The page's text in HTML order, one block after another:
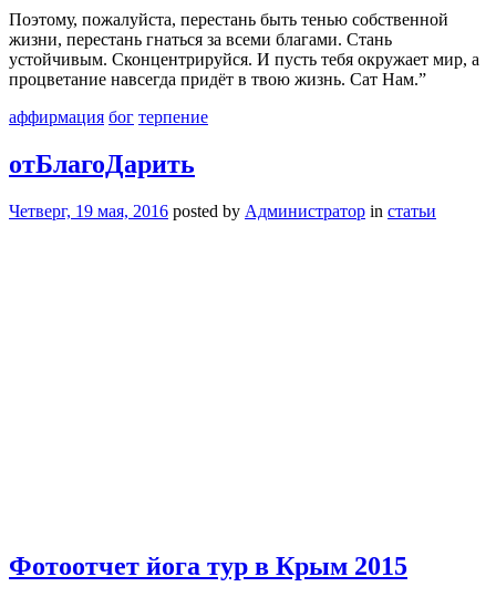
Поэтому, пожалуйста, перестань быть тенью собственной
жизни, перестань гнаться за всеми благами. Стань
устойчивым. Сконцентрируйся. И пусть тебя окружает мир, а
процветание навсегда придёт в твою жизнь. Сат Нам.”
аффирмация бог терпение
отБлагоДарить
Четверг, 19 мая, 2016 posted by Администратор in статьи
Фотоотчет йога тур в Крым 2015